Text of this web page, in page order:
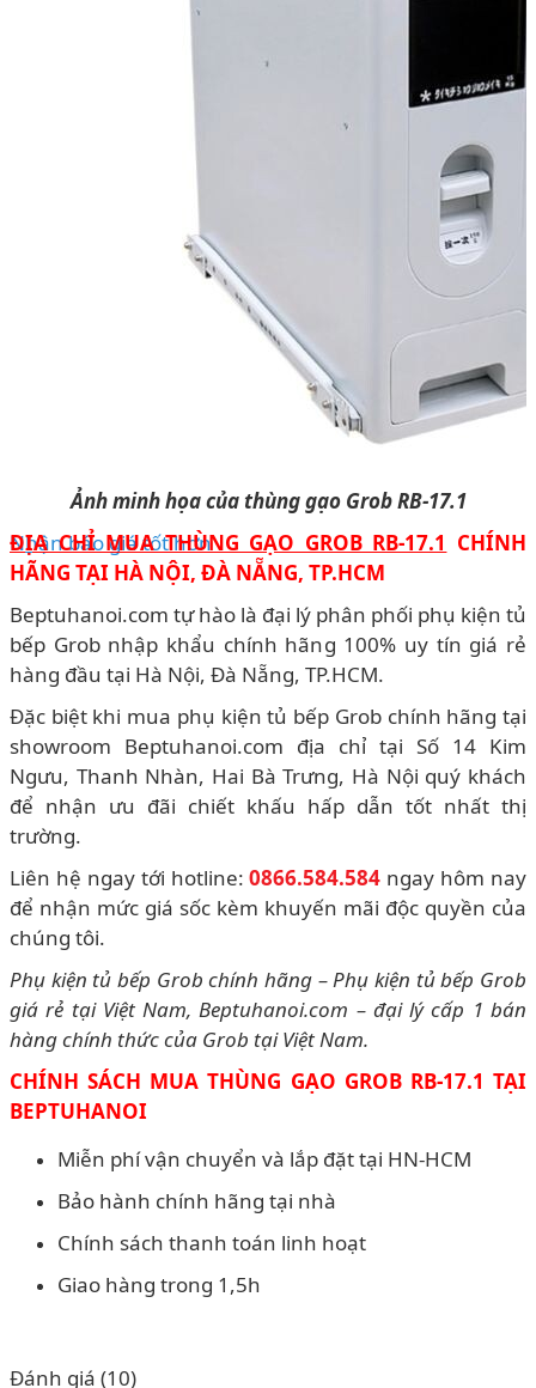
Ảnh minh họa của thùng gạo Grob RB-17.1
Nhận báo giá tốt hơn
ĐỊA CHỈ MUA THÙNG GẠO GROB RB-17.1 CHÍNH
HÃNG TẠI HÀ NỘI, ĐÀ NẴNG, TP.HCM
Beptuhanoi.com tự hào là đại lý phân phối phụ kiện tủ
bếp Grob nhập khẩu chính hãng 100% uy tín giá rẻ
hàng đầu tại Hà Nội, Đà Nẵng, TP.HCM.
Đặc biệt khi mua phụ kiện tủ bếp Grob chính hãng tại
showroom Beptuhanoi.com địa chỉ tại Số 14 Kim
Ngưu, Thanh Nhàn, Hai Bà Trưng, Hà Nội quý khách
để nhận ưu đãi chiết khấu hấp dẫn tốt nhất thị
trường.
Liên hệ ngay tới hotline:0866.584.584 ngay hôm nay
để nhận mức giá sốc kèm khuyến mãi độc quyền của
chúng tôi.
Phụ kiện tủ bếp Grob chính hãng – Phụ kiện tủ bếp Grob
giá rẻ tại Việt Nam, Beptuhanoi.com – đại lý cấp 1 bán
hàng chính thức của Grob tại Việt Nam.
CHÍNH SÁCH MUA THÙNG GẠO GROB RB-17.1 TẠI
BEPTUHANOI
Miễn phí vận chuyển và lắp đặt tại HN-HCM
Bảo hành chính hãng tại nhà
Chính sách thanh toán linh hoạt
Giao hàng trong 1,5h
Đánh giá (10)